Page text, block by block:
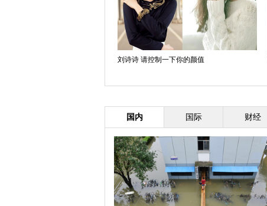
刘诗诗 请控制一下你的颜值
国内 国际 财经